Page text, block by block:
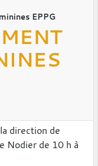
EPPG
direction de
Nodier de 10 h à